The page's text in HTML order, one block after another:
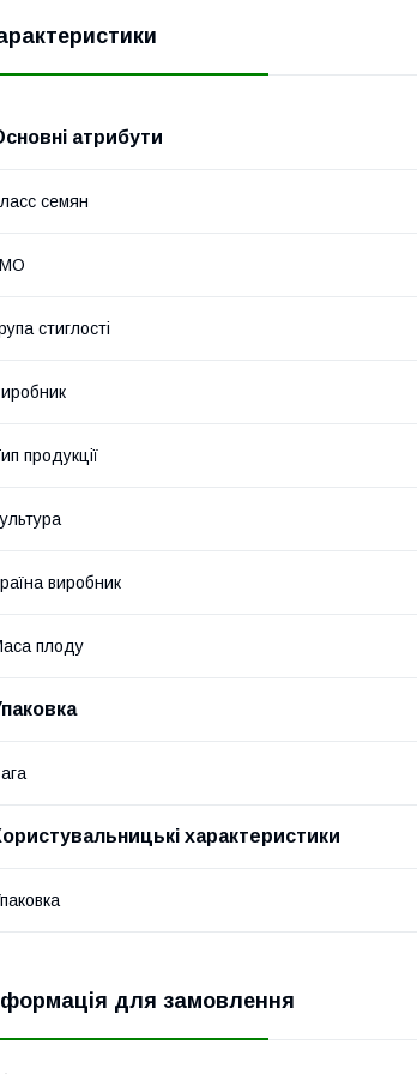
атрибути
семян
стиглості
продукції
виробник
плоду
характеристики
для замовлення